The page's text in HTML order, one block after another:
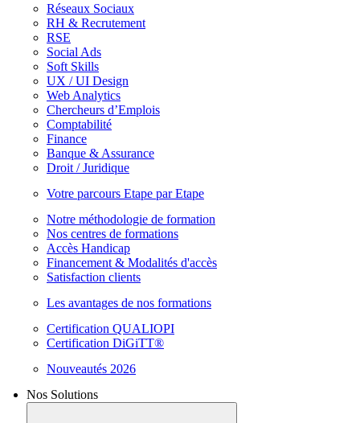
Réseaux Sociaux
RH & Recrutement
RSE
Social Ads
Soft Skills
UX / UI Design
Web Analytics
Chercheurs d’Emplois
Comptabilité
Finance
Banque & Assurance
Droit / Juridique
Votre parcours Etape par Etape
Notre méthodologie de formation
Nos centres de formations
Accès Handicap
Financement & Modalités d'accès
Satisfaction clients
Les avantages de nos formations
Certification QUALIOPI
Certification DiGiTT®
Nouveautés 2026
Nos Solutions